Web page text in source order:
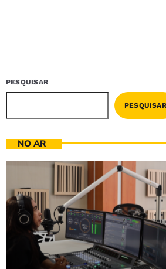
PESQUISAR
PESQUISAR
NO AR